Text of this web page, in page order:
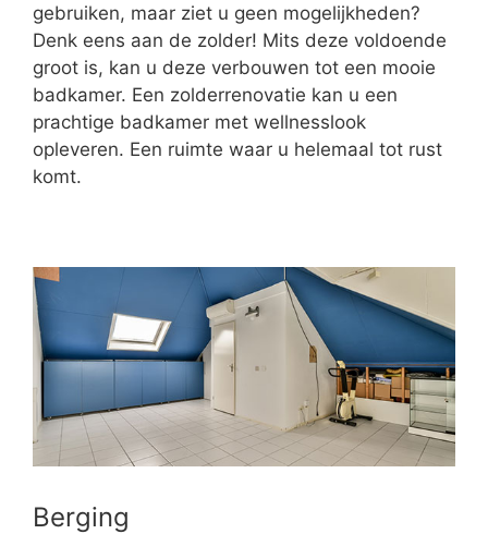
gebruiken, maar ziet u geen mogelijkheden?
Denk eens aan de zolder! Mits deze voldoende
groot is, kan u deze verbouwen tot een mooie
badkamer. Een zolderrenovatie kan u een
prachtige badkamer met wellnesslook
opleveren. Een ruimte waar u helemaal tot rust
komt.
Berging